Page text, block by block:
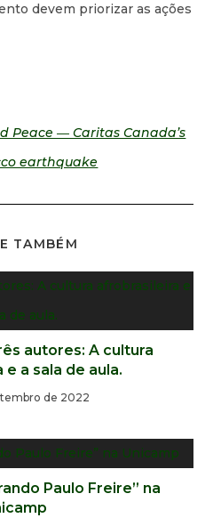
devem priorizar as ações
Peace ― Caritas Canada’s
earthquake
TAMBÉM
autores: A cultura
a sala de aula.
de 2022
Paulo Freire” na